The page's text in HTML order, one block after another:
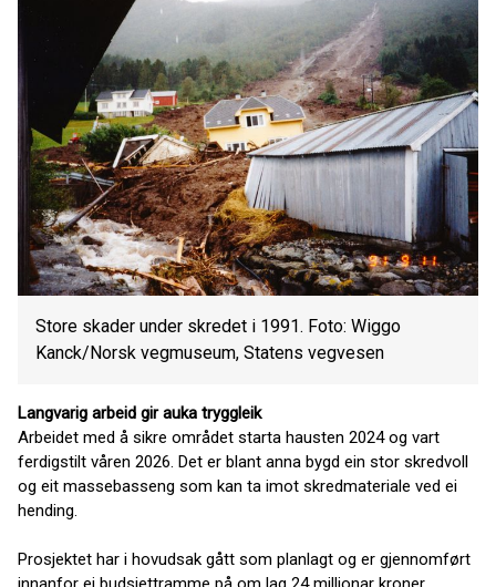
Store skader under skredet i 1991. Foto: Wiggo
Kanck/Norsk vegmuseum, Statens vegvesen
Langvarig arbeid gir auka tryggleik
Arbeidet med å sikre området starta hausten 2024 og vart
ferdigstilt våren 2026. Det er blant anna bygd ein stor skredvoll
og eit massebasseng som kan ta imot skredmateriale ved ei
hending.
Prosjektet har i hovudsak gått som planlagt og er gjennomført